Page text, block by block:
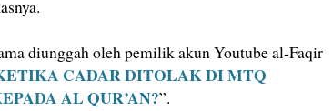
diunggah oleh pemilik akun Youtube al-Faqir
CADAR DITOLAK DI MTQ
AL QUR’AN?⁣”.